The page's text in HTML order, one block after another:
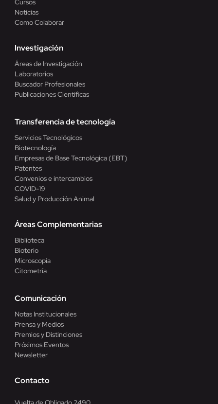
Cursos
Noticias
Como Colaborar
Investigación
Áreas de Investigación
Laboratorios
Buscador Profesionales
Publicaciones Científicas
Transferencia de tecnología
Servicios Tecnológicos
Biotecnología
Empresas de Base Tecnológica (EBT)
Patentes
Convenios e intercambios
COVID-19
Salud y Producción Animal
Áreas Complementarias
Biblioteca
Bioterio
Microscopía
Citometría
Comunicación
Notas Institucionales
Prensa y Medios
Premios y Distinciones
Próximos Eventos
Newsletter
Contacto